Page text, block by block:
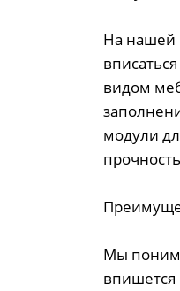
На нашей
видом
модули
Мы